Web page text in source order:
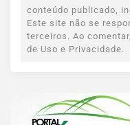
conteúdo publicado,
Este site não se
terceiros. Ao
de Uso e Privacidade.